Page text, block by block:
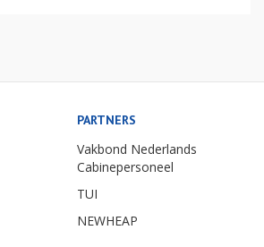
PARTNERS
Vakbond Nederlands
Cabinepersoneel
TUI
NEWHEAP